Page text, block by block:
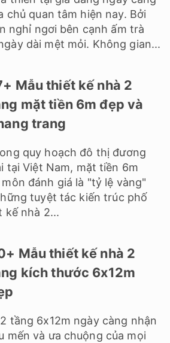
chủ quan tâm hiện nay. Bởi
nghỉ ngơi bên cạnh ấm trà
dài mệt mỏi. Không gian...
Mẫu thiết kế nhà 2
mặt tiền 6m đẹp và
trang
quy hoạch đô thị đương
tại Việt Nam, mặt tiền 6m
đánh giá là "tỷ lệ vàng"
tuyệt tác kiến trúc phố
kế nhà 2...
Mẫu thiết kế nhà 2
kích thước 6x12m
tầng 6x12m ngày càng nhận
mến và ưa chuộng của mọi